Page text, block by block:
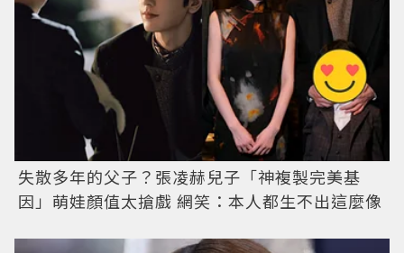
失散多年的父子？張凌赫兒子「神複製完美基
因」萌娃顏值太搶戲 網笑：本人都生不出這麼像